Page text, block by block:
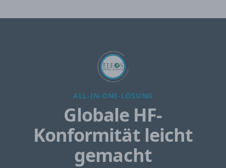
ALL-IN-ONE-LÖSUNG
Globale HF-
Konformität leicht
gemacht